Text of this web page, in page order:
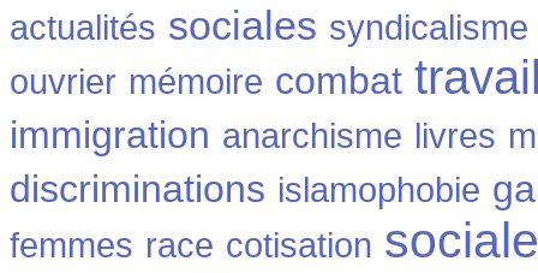
actualités sociales syndicalisme
ouvrier mémoire combat
immigration anarchisme livres
discriminations islamophobie
femmes race cotisation sociale